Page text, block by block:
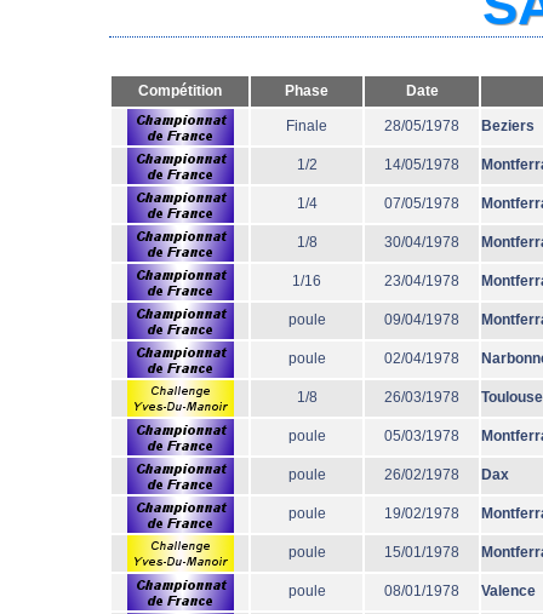
Compétition Phase Date
Finale 28/05/1978 Beziers
1/2 14/05/1978
1/4 07/05/1978
1/8 30/04/1978
1/16 23/04/1978
poule 09/04/1978
poule 02/04/1978
1/8 26/03/1978 Toulouse
poule 05/03/1978
poule 26/02/1978 Dax
poule 19/02/1978
poule 15/01/1978
poule 08/01/1978 Valence